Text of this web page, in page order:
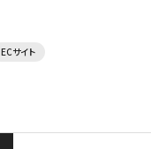
ECサイト